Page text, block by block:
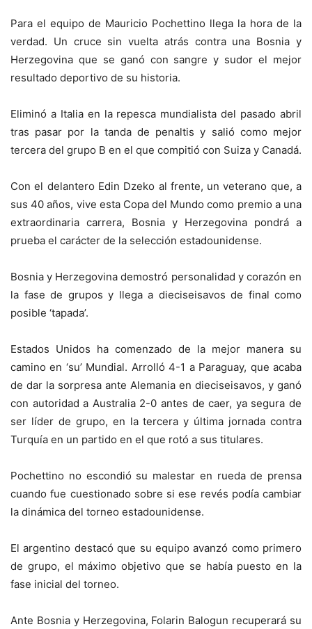
Para el equipo de Mauricio Pochettino llega la hora de la
verdad. Un cruce sin vuelta atrás contra una Bosnia y
Herzegovina que se ganó con sangre y sudor el mejor
resultado deportivo de su historia.
Eliminó a Italia en la repesca mundialista del pasado abril
tras pasar por la tanda de penaltis y salió como mejor
tercera del grupo B en el que compitió con Suiza y Canadá.
Con el delantero Edin Dzeko al frente, un veterano que, a
sus 40 años, vive esta Copa del Mundo como premio a una
extraordinaria carrera, Bosnia y Herzegovina pondrá a
prueba el carácter de la selección estadounidense.
Bosnia y Herzegovina demostró personalidad y corazón en
la fase de grupos y llega a dieciseisavos de final como
posible ‘tapada’.
Estados Unidos ha comenzado de la mejor manera su
camino en ‘su’ Mundial. Arrolló 4-1 a Paraguay, que acaba
de dar la sorpresa ante Alemania en dieciseisavos, y ganó
con autoridad a Australia 2-0 antes de caer, ya segura de
ser líder de grupo, en la tercera y última jornada contra
Turquía en un partido en el que rotó a sus titulares.
Pochettino no escondió su malestar en rueda de prensa
cuando fue cuestionado sobre si ese revés podía cambiar
la dinámica del torneo estadounidense.
El argentino destacó que su equipo avanzó como primero
de grupo, el máximo objetivo que se había puesto en la
fase inicial del torneo.
Ante Bosnia y Herzegovina, Folarin Balogun recuperará su